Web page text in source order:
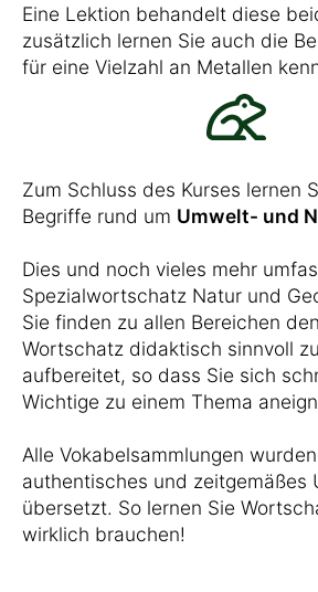
Eine Lektion behandelt diese
zusätzlich lernen Sie auch die
für eine Vielzahl an Metallen
Zum Schluss des Kurses lernen
Begriffe rund um Umwelt- und
Dies und noch vieles mehr
Spezialwortschatz Natur und
Sie finden zu allen Bereichen
Wortschatz didaktisch sinnvoll
aufbereitet, so dass Sie sich
Wichtige zu einem Thema
Alle Vokabelsammlungen
authentisches und zeitgemäßes
übersetzt. So lernen Sie
wirklich brauchen!